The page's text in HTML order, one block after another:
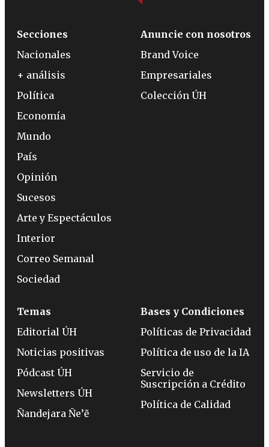
Secciones
Nacionales
+ análisis
Política
Economía
Mundo
País
Opinión
Sucesos
Arte y Espectáculos
Interior
Correo Semanal
Sociedad
Anuncie con nosotros
Brand Voice
Empresariales
Colección ÚH
Temas
Editorial ÚH
Noticias positivas
Pódcast ÚH
Newsletters ÚH
Ñandejara Ñe’ẽ
Bases y Condiciones
Políticas de Privacidad
Política de uso de la IA
Servicio de
Suscripción a Crédito
Política de Calidad